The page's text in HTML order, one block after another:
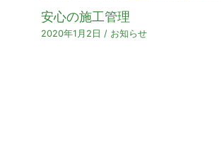
安心の施工管理
2020年1月2日 / お知らせ